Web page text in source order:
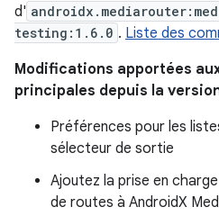
d'
testing:1.6.0 . Liste des
Modifications apportées
principales depuis la
Préférences pour les
sélecteur de sortie
Ajoutez la prise en
de routes à AndroidX